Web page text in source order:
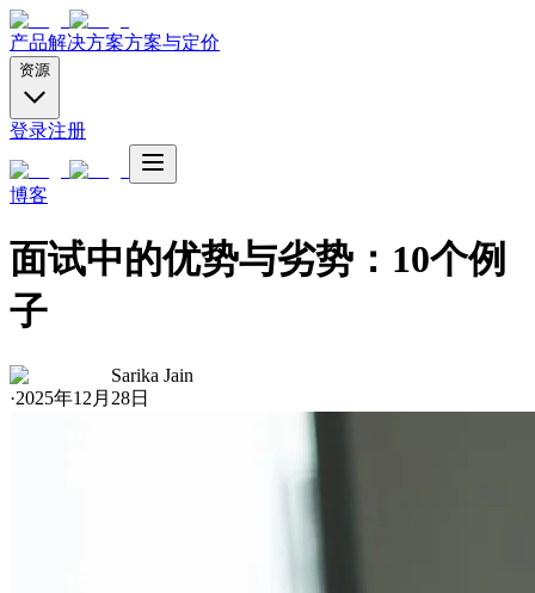
产品解决方案方案与定价
资源
登录注册
博客
面试中的优势与劣势：10个例
子
Sarika Jain
·2025年12月28日